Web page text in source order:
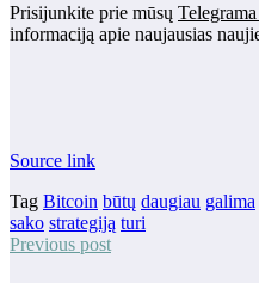
Prisijunkite prie mūsų Telegrama
informaciją apie naujausias
Source link
Tag Bitcoin būtų daugiau galima
sako strategiją turi
Previous post